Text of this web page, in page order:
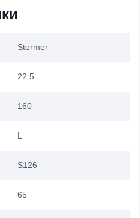
Stormer
22.5
160
L
S126
65